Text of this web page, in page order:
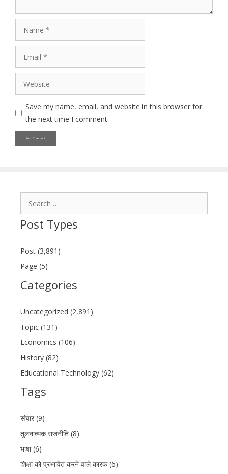
Website
Save my name, email, and website in this browser for
the next time I comment.
Post Types
Post (3,891)
Page (5)
Categories
Uncategorized (2,891)
Topic (131)
Economics (106)
History (82)
Educational Technology (62)
Tags
संचार (9)
तुलनात्मक राजनीति (8)
भाषा (6)
शिक्षा को प्रभावित करने वाले कारक (6)